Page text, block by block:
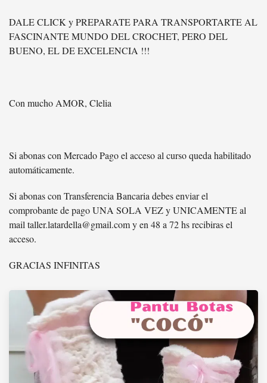
DALE CLICK y PREPARATE PARA TRANSPORTARTE AL
FASCINANTE MUNDO DEL CROCHET, PERO DEL
BUENO, EL DE EXCELENCIA !!!
Con mucho AMOR, Clelia
Si abonas con Mercado Pago el acceso al curso queda habilitado
automáticamente.
Si abonas con Transferencia Bancaria debes enviar el
comprobante de pago UNA SOLA VEZ y UNICAMENTE al
mail taller.latardella@gmail.com y en 48 a 72 hs recibiras el
acceso.
GRACIAS INFINITAS